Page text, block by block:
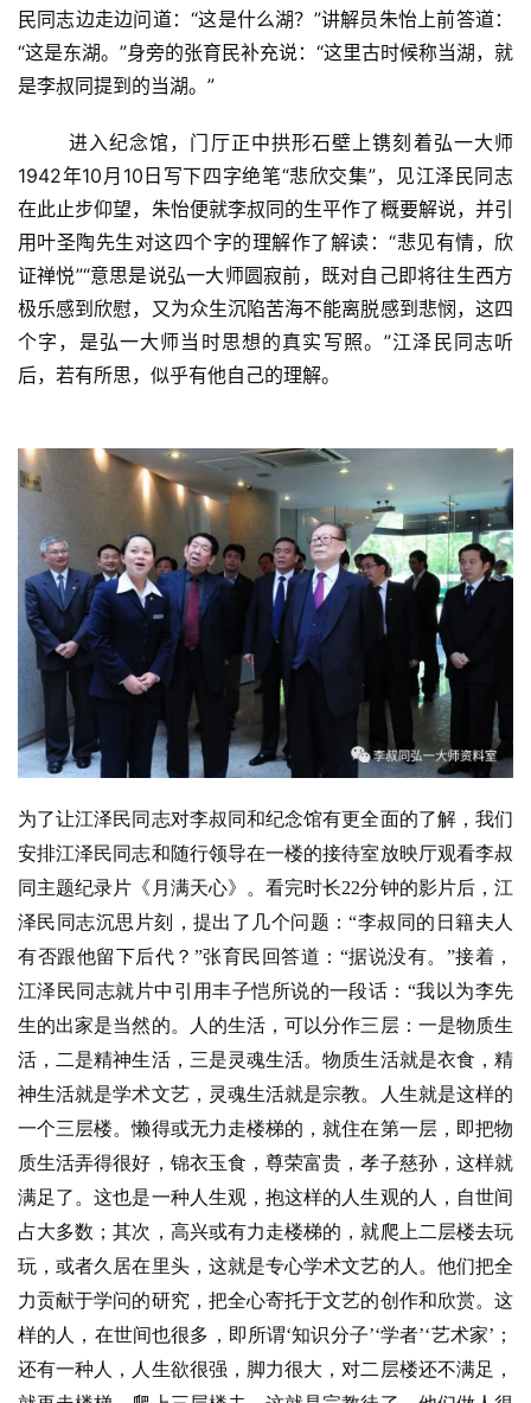
民同志边走边问道：“这是什么湖？”讲解员朱怡上前答道：
“这是东湖。”身旁的张育民补充说：“这里古时候称当湖，就
是李叔同提到的当湖。”
进入纪念馆，门厅正中拱形石壁上镌刻着弘一大师
1942年10月10日写下四字绝笔“悲欣交集”，见江泽民同志
在此止步仰望，朱怡便就李叔同的生平作了概要解说，并引
用叶圣陶先生对这四个字的理解作了解读：“悲见有情，欣
证禅悦”“意思是说弘一大师圆寂前，既对自己即将往生西方
极乐感到欣慰，又为众生沉陷苦海不能离脱感到悲悯，这四
个字，是弘一大师当时思想的真实写照。”江泽民同志听
后，若有所思，似乎有他自己的理解。
为了让江泽民同志对李叔同和纪念馆有更全面的了解，我们
安排江泽民同志和随行领导在一楼的接待室放映厅观看李叔
同主题纪录片《月满天心》。看完时长22分钟的影片后，江
泽民同志沉思片刻，提出了几个问题：“李叔同的日籍夫人
有否跟他留下后代？”张育民回答道：“据说没有。”接着，
江泽民同志就片中引用丰子恺所说的一段话：“我以为李先
生的出家是当然的。人的生活，可以分作三层：一是物质生
活，二是精神生活，三是灵魂生活。物质生活就是衣食，精
神生活就是学术文艺，灵魂生活就是宗教。人生就是这样的
一个三层楼。懒得或无力走楼梯的，就住在第一层，即把物
质生活弄得很好，锦衣玉食，尊荣富贵，孝子慈孙，这样就
满足了。这也是一种人生观，抱这样的人生观的人，自世间
占大多数；其次，高兴或有力走楼梯的，就爬上二层楼去玩
玩，或者久居在里头，这就是专心学术文艺的人。他们把全
力贡献于学问的研究，把全心寄托于文艺的创作和欣赏。这
样的人，在世间也很多，即所谓‘知识分子’‘学者’‘艺术家’；
还有一种人，人生欲很强，脚力很大，对二层楼还不满足，